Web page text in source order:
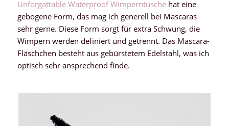
Unforgattable Waterproof Wimperntuschehat eine
gebogene Form, das mag ich generell bei Mascaras
sehr gerne. Diese Form sorgt für extra Schwung, die
Wimpern werden definiert und getrennt. Das Mascara-
Fläschchen besteht aus gebürstetem Edelstahl, was ich
optisch sehr ansprechend finde.